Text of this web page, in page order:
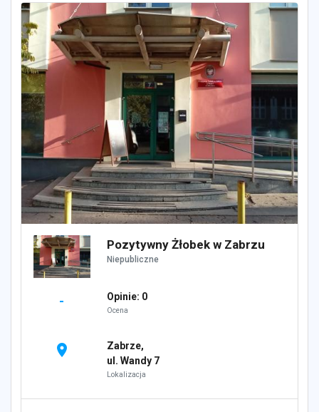
Pozytywny Żłobek w Zabrzu
Niepubliczne
- Opinie: 0
Ocena
location_on
Zabrze,
ul. Wandy 7
Lokalizacja